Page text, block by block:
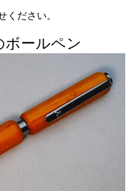
ください。
ボールペン